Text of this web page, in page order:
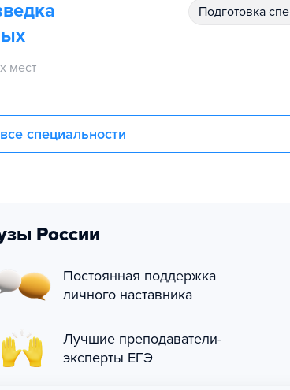
подготовка
мест
специальности
России
Постоянная поддержка
личного наставника
Лучшие преподаватели-
эксперты ЕГЭ